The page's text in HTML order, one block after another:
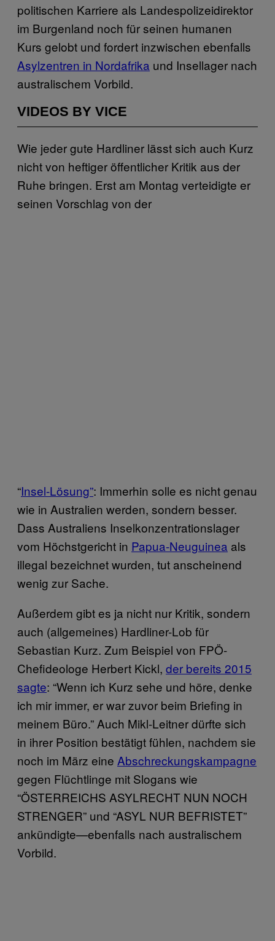
politischen Karriere als Landespolizeidirektor
im Burgenland noch für seinen humanen
Kurs gelobt und fordert inzwischen ebenfalls
Asylzentren in Nordafrika und Insellager nach
australischem Vorbild.
VIDEOS BY VICE
Wie jeder gute Hardliner lässt sich auch Kurz
nicht von heftiger öffentlicher Kritik aus der
Ruhe bringen. Erst am Montag verteidigte er
seinen Vorschlag von der
“Insel-Lösung”: Immerhin solle es nicht genau
wie in Australien werden, sondern besser.
Dass Australiens Inselkonzentrationslager
vom Höchstgericht in Papua-Neuguinea als
illegal bezeichnet wurden, tut anscheinend
wenig zur Sache.
Außerdem gibt es ja nicht nur Kritik, sondern
auch (allgemeines) Hardliner-Lob für
Sebastian Kurz. Zum Beispiel von FPÖ-
Chefideologe Herbert Kickl, der bereits 2015
sagte: “Wenn ich Kurz sehe und höre, denke
ich mir immer, er war zuvor beim Briefing in
meinem Büro.” Auch Mikl-Leitner dürfte sich
in ihrer Position bestätigt fühlen, nachdem sie
noch im März eine Abschreckungskampagne
gegen Flüchtlinge mit Slogans wie
“ÖSTERREICHS ASYLRECHT NUN NOCH
STRENGER” und “ASYL NUR BEFRISTET”
ankündigte—ebenfalls nach australischem
Vorbild.